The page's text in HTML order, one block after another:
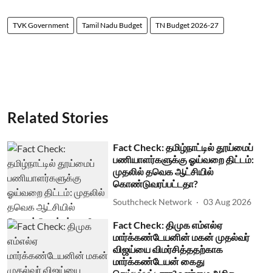
TVK Government Tamil Nadu Budget TN Budget 2026-27
Related Stories
Fact Check: தமிழ்நாட்டில் தூய்மைப்
பணியாளர்களுக்கு ஓய்வறை திட்டம்:
முதலில் தவெக ஆட்சியில்
கொண்டுவரப்பட்டதா?
Southcheck Network 03 Aug 2026
Fact Check: திமுக எம்எல்ஏ
மார்க்கண்டேயனின் மகன் முதல்வர்
விஜய்யை விமர்சித்ததற்காக
மார்க்கண்டேயன் கைது